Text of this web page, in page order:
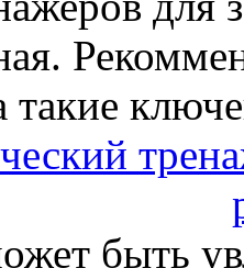
такие
быть